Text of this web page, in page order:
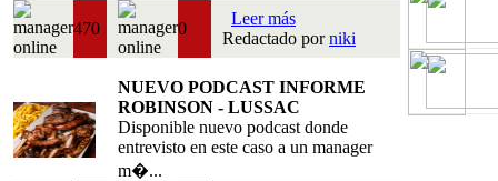
470 0
Leer más
Redactado porniki
NUEVO PODCAST INFORME
ROBINSON - LUSSAC
Disponible nuevo podcast donde
entrevisto en este caso a un manager
m�...